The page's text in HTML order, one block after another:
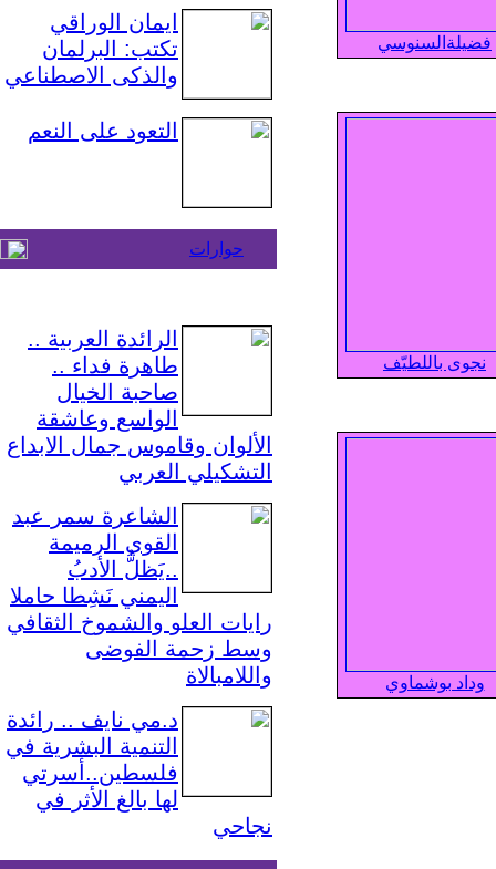
فضيلةالسنوسي
نجوى باللطيّف
وداد بوشماوي
ايمان الوراقي
تكتب: البرلمان
والذكى الاصطناعي
التعود على النعم
حوارات
الرائدة العربية ..
طاهرة فداء ..
صاحبة الخيال
الواسع وعاشقة
الألوان وقاموس جمال الابداع
التشكيلي العربي
الشاعرة سمر عبد
القوي الرميمة
..يَظلُّ الأدبُ
اليمني نَشِطا حاملا
رايات العلو والشموخ الثقافي
وسط زحمة الفوضى
واللامبالاة
د.مي نايف .. رائدة
التنمية البشرية في
فلسطين..أسرتي
لها بالغ الأثر في
نجاحي